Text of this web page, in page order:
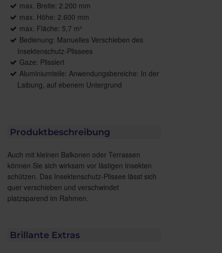
max. Breite: 2.200 mm
max. Höhe: 2.600 mm
max. Fläche: 5,7 m²
Bedienung: Manuelles Verschieben des
Insektenschutz-Plissees
Gaze: Plissiert
Aluminiumteile: Anwendungsbereiche: In der
Laibung, auf ebenem Untergrund
Produktbeschreibung
Auch mit kleinen Balkonen oder Terrassen
können Sie sich wirksam vor lästigen Insekten
schützen. Das Insektenschutz-Plissee lässt sich
quer verschieben und verschwindet
platzsparend im Rahmen.
Brillante Extras